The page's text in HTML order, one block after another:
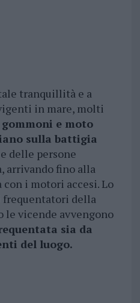
tranquillità e a
in mare, molti
e moto
sulla battigia
delle persone
arrivando fino alla
i motori accesi. Lo
frequentatori della
le vicende avvengono
sia da
del luogo.